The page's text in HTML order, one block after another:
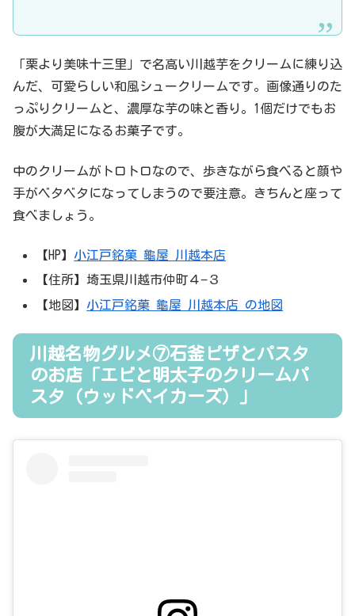
「栗より美味十三里」で名高い川越芋をクリームに練り込
んだ、可愛らしい和風シュークリームです。画像通りのた
っぷりクリームと、濃厚な芋の味と香り。1個だけでもお
腹が大満足になるお菓子です。
中のクリームがトロトロなので、歩きながら食べると顔や
手がベタベタになってしまうので要注意。きちんと座って
食べましょう。
【HP】 小江戸銘菓 龜屋 川越本店
【住所】埼玉県川越市仲町４−３
【地図】 小江戸銘菓 龜屋 川越本店 の地図
川越名物グルメ⑦石釜ピザとパスタ
のお店「エビと明太子のクリームパ
スタ（ウッドベイカーズ）」